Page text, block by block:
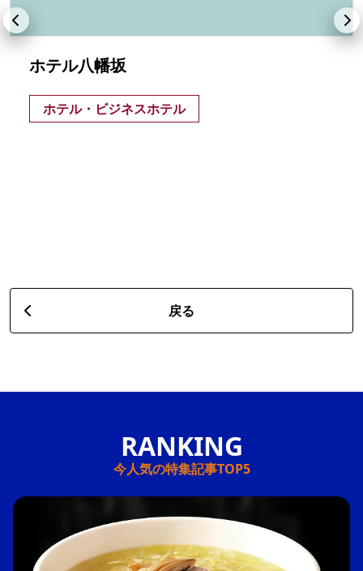
ホテル八幡坂
ホテル・ビジネスホテル
戻る
今人気の特集記事TOP5